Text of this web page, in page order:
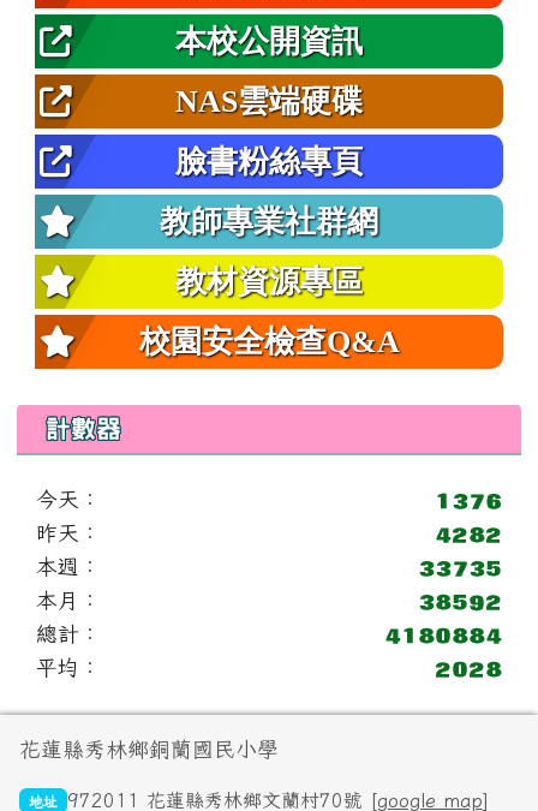
本校公開資訊
NAS雲端硬碟
臉書粉絲專頁
教師專業社群網
教材資源專區
校園安全檢查Q&A
計數器
今天：
昨天：
本週：
本月：
總計：
平均：
頁尾區域內容
花蓮縣秀林鄉銅蘭國民小學
地址 972011 花蓮縣秀林鄉文蘭村70號 [google map]